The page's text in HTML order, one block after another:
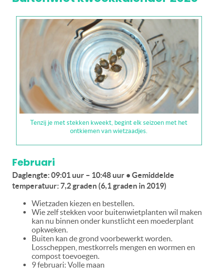
Tenzij je met stekken kweekt, begint elk seizoen met het
ontkiemen van wietzaadjes.
Februari
Daglengte: 09:01 uur – 10:48 uur • Gemiddelde
temperatuur: 7,2 graden (6,1 graden in 2019)
Wietzaden kiezen en bestellen.
Wie zelf stekken voor buitenwietplanten wil maken
kan nu binnen onder kunstlicht een moederplant
opkweken.
Buiten kan de grond voorbewerkt worden.
Losscheppen, mestkorrels mengen en wormen en
compost toevoegen.
9 februari: Volle maan